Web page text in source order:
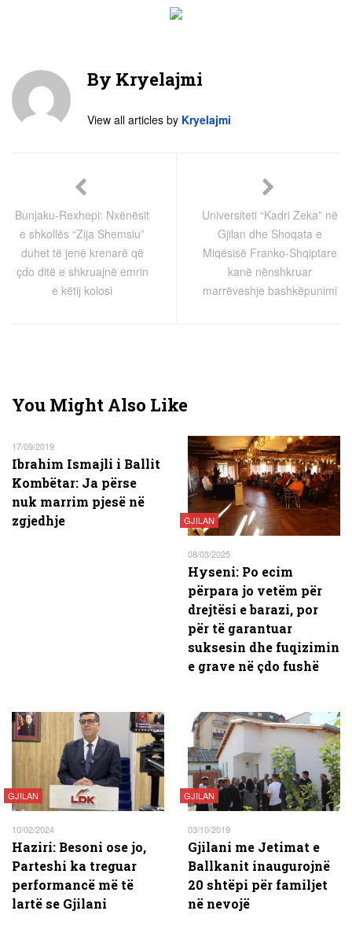
By Kryelajmi
View all articles by Kryelajmi
Bunjaku-Rexhepi: Nxënësit
e shkollës “Zija Shemsiu”
duhet të jenë krenarë që
çdo ditë e shkruajnë emrin
e këtij kolosi
Universiteti “Kadri Zeka” në
Gjilan dhe Shoqata e
Miqësisë Franko-Shqiptare
kanë nënshkruar
marrëveshje bashkëpunimi
You Might Also Like
17/09/2019
Ibrahim Ismajli i Ballit
Kombëtar: Ja përse
nuk marrim pjesë në
zgjedhje
GJILAN
08/03/2025
Hyseni: Po ecim
përpara jo vetëm për
drejtësi e barazi, por
për të garantuar
suksesin dhe fuqizimin
e grave në çdo fushë
GJILAN
10/02/2024
Haziri: Besoni ose jo,
Parteshi ka treguar
performancë më të
lartë se Gjilani
GJILAN
03/10/2019
Gjilani me Jetimat e
Ballkanit inaugurojnë
20 shtëpi për familjet
në nevojë